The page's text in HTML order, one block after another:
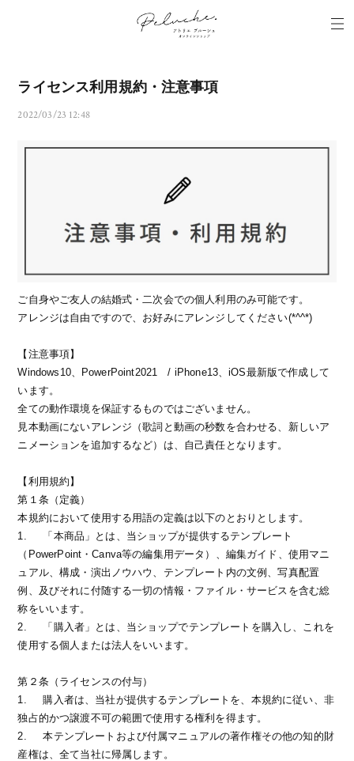
ライセンス利用規約・注意事項
2022/03/23 12:48
ご自身やご友人の結婚式・二次会での個人利用のみ可能です。
アレンジは自由ですので、お好みにアレンジしてください(*^^*)
【注意事項】
Windows10、PowerPoint2021 / iPhone13、iOS最新版で作成して
います。
全ての動作環境を保証するものではございません。
見本動画にないアレンジ（歌詞と動画の秒数を合わせる、新しいア
ニメーションを追加するなど）は、自己責任となります。
【利用規約】
第１条（定義）
本規約において使用する用語の定義は以下のとおりとします。
1.
「本商品」とは、当ショップが提供するテンプレート
（PowerPoint・Canva等の編集用データ）、編集ガイド、使用マニ
ュアル、構成・演出ノウハウ、テンプレート内の文例、写真配置
例、及びそれに付随する一切の情報・ファイル・サービスを含む総
称をいいます。
2.
「購入者」とは、当ショップでテンプレートを購入し、これを
使用する個人または法人をいいます。
第２条（ライセンスの付与）
1.
購入者は、当社が提供するテンプレートを、本規約に従い、非
独占的かつ譲渡不可の範囲で使用する権利を得ます。
2.
本テンプレートおよび付属マニュアルの著作権その他の知的財
産権は、全て当社に帰属します。